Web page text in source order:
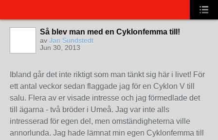
Så blev man med en Cyklonfemma till!
av Jan Sundstedt
Jun 30, 2013
Ibland går det inte riktigt som man tänkt sig här i livet! För
ett antal veckor sedan flaggade jag för en Cyklon V till
salu. Flera av er visade intresse och jag förmedlade det
till ägarna - två bröder i Umeå. Jag var inte alls
intresserad för egen del, men omständigheterna ville
annorlunda. Jag hade lämnat min egen Cyklonfemma till